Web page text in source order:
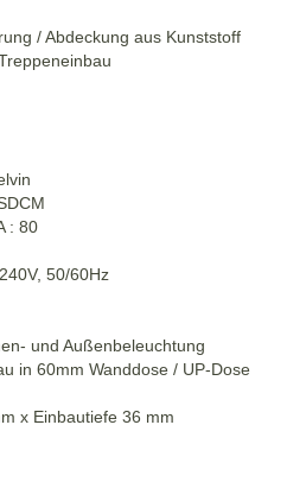
/ Abdeckung aus Kunststoff
: 80
50/60Hz
und Außenbeleuchtung
in 60mm Wanddose / UP-Dose
x Einbautiefe 36 mm